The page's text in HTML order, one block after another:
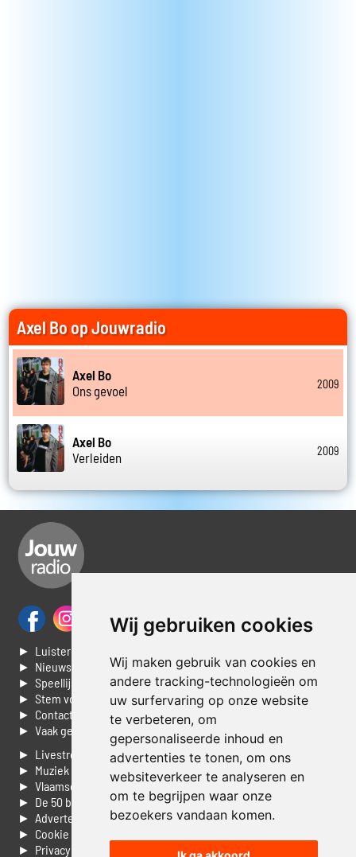
Wij gebruiken cookies
Wij maken gebruik van cookies en
andere tracking-technologieën om
uw surfervaring op onze website
te verbeteren, om
gepersonaliseerde inhoud en
advertenties te tonen, om ons
websiteverkeer te analyseren en
om te begrijpen waar onze
bezoekers vandaan komen.
Axel Bo op Jouwradio
Axel Bo
Ons gevoel
2009
Axel Bo
Verleiden
2009
► Luisteren naar Jouwradio
► Nieuws
► Speellijst
► Stem voor de Dag top 3
► Contacteer ons
► Vaak gestelde vragen
► Livestream informatie
► Muziek opzoeken
► Vlaamse 100 Aller tijden
► De 50 beste van...
► Adverteren op Jouwradio
► Cookie voorkeuren wijzigen
► Privacyinformatie